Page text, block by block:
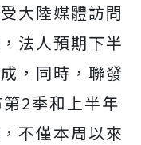
大陸媒體訪問
法人預期下半
，同時，聯發
2季和上半年
不僅本周以來